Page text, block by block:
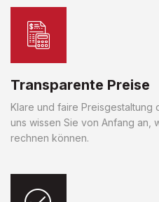
Transparente Preise
Klare und faire Preisgestaltung
uns wissen Sie von Anfang an,
rechnen können.